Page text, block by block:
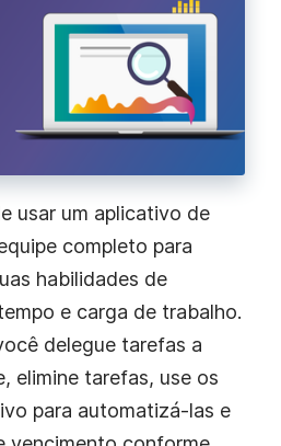
usar um aplicativo de
completo para
habilidades de
e carga de trabalho.
delegue tarefas a
elimine tarefas, use os
para automatizá-las e